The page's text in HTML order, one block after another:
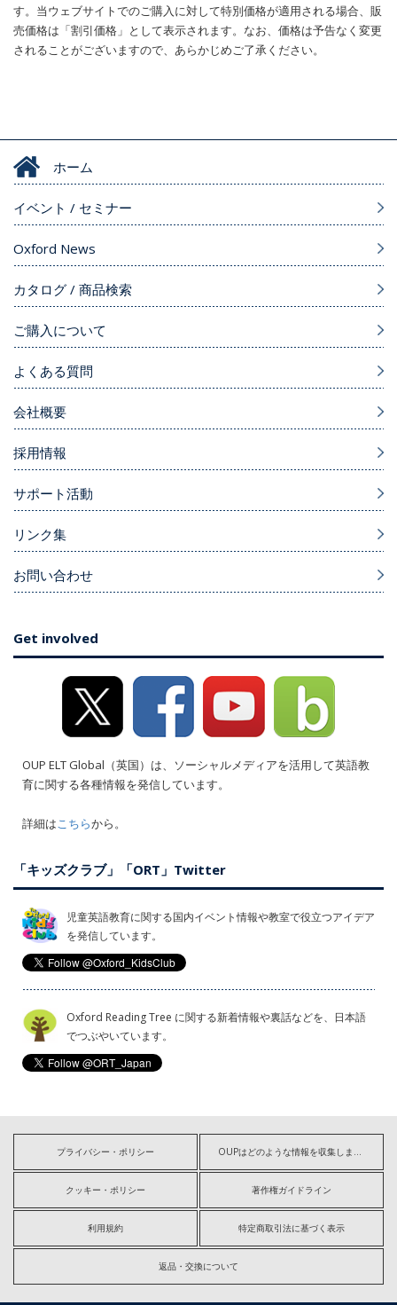
す。当ウェブサイトでのご購入に対して特別価格が適用される場合、販
売価格は「割引価格」として表示されます。なお、価格は予告なく変更
されることがございますので、あらかじめご了承ください。
ホーム
イベント / セミナー
Oxford News
カタログ / 商品検索
ご購入について
よくある質問
会社概要
採用情報
サポート活動
リンク集
お問い合わせ
Get involved
OUP ELT Global（英国）は、ソーシャルメディアを活用して英語教
育に関する各種情報を発信しています。
詳細はこちらから。
「キッズクラブ」「ORT」Twitter
児童英語教育に関する国内イベント情報や教室で役立つアイデア
を発信しています。
Oxford Reading Tree に関する新着情報や裏話などを、日本語
でつぶやいています。
プライバシー・ポリシー OUPはどのような情報を収集しますか?
クッキー・ポリシー 著作権ガイドライン
利用規約 特定商取引法に基づく表示
返品・交換について